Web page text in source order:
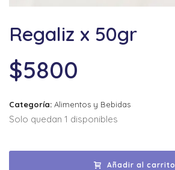
Regaliz x 50gr
$5800
Categoría: Alimentos y Bebidas
Solo quedan 1 disponibles
Añadir al carrito